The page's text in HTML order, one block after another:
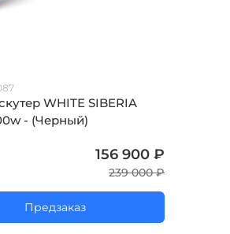
WHITE SIBERIA
- (Черный)
156 900 ₽
239 000 ₽
Предзаказ